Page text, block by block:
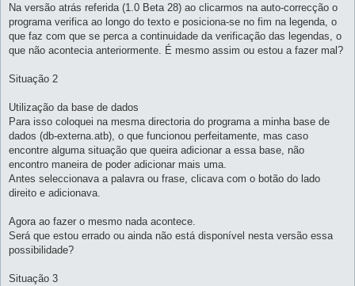
Na versão atrás referida (1.0 Beta 28) ao clicarmos na auto-correcção o
programa verifica ao longo do texto e posiciona-se no fim na legenda, o
que faz com que se perca a continuidade da verificação das legendas, o
que não acontecia anteriormente. É mesmo assim ou estou a fazer mal?
Situação 2
Utilização da base de dados
Para isso coloquei na mesma directoria do programa a minha base de
dados (db-externa.atb), o que funcionou perfeitamente, mas caso
encontre alguma situação que queira adicionar a essa base, não
encontro maneira de poder adicionar mais uma.
Antes seleccionava a palavra ou frase, clicava com o botão do lado
direito e adicionava.
Agora ao fazer o mesmo nada acontece.
Será que estou errado ou ainda não está disponível nesta versão essa
possibilidade?
Situação 3